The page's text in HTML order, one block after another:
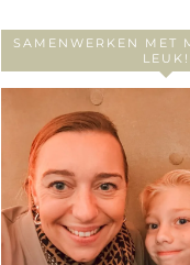
SAMENWERKEN MET
LEUK!